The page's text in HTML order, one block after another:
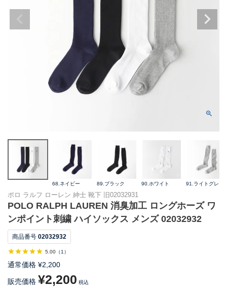
68.ネイビー 89.ブラック 90.ホワイト 91.ライトグレー
ポロ ラルフ ローレン 紳士 靴下 旧02032931
POLO RALPH LAUREN 消臭加工 ロングホーズ ワ
ンポイント刺繍 ハイソックス メンズ 02032932
商品番号 02032932
5.00 （1 ）
通常価格 ¥2,200
販売価格 ¥2,200 税込